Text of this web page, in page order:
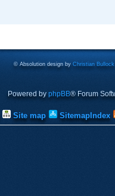
© Absolution design by Christian Bullock
Powered by phpBB® Forum
Site map SitemapIndex